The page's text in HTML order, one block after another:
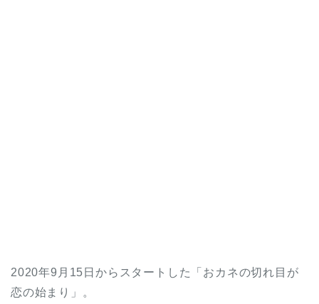
2020年9月15日からスタートした「おカネの切れ目が
恋の始まり」。